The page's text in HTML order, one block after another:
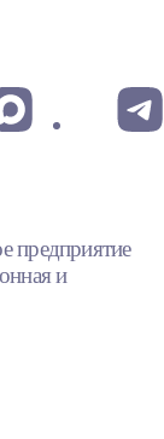
предприятие
и